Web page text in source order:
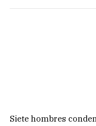
Siete hombres